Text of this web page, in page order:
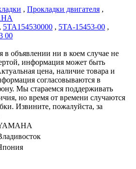
, Прокладки двигателя ,
, 5TA154530000 , 5TA-15453-00 ,
00
объявлении ни в коем случае не
информация может быть
цена, наличие товара и
согласовываются в
Мы стараемся поддерживать
но время от времени случаются
Извините, пожалуйста, за